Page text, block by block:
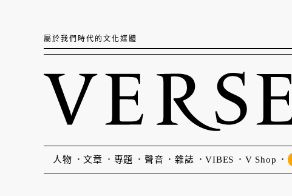
屬於我們時代的文化媒體
人物 文章 專題 聲音 雜誌 VIBES V Shop